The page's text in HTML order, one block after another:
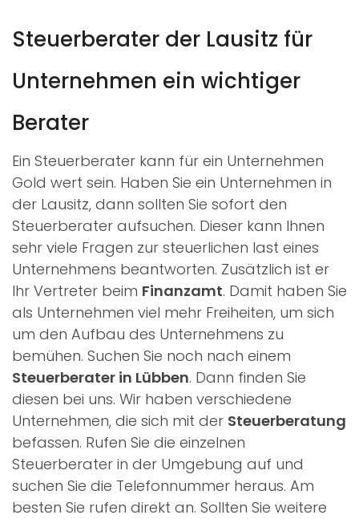
Steuerberater der Lausitz für
Unternehmen ein wichtiger
Berater
Ein Steuerberater kann für ein Unternehmen
Gold wert sein. Haben Sie ein Unternehmen in
der Lausitz, dann sollten Sie sofort den
Steuerberater aufsuchen. Dieser kann Ihnen
sehr viele Fragen zur steuerlichen last eines
Unternehmens beantworten. Zusätzlich ist er
Ihr Vertreter beim Finanzamt. Damit haben Sie
als Unternehmen viel mehr Freiheiten, um sich
um den Aufbau des Unternehmens zu
bemühen. Suchen Sie noch nach einem
Steuerberater in Lübben. Dann finden Sie
diesen bei uns. Wir haben verschiedene
Unternehmen, die sich mit der Steuerberatung
befassen. Rufen Sie die einzelnen
Steuerberater in der Umgebung auf und
suchen Sie die Telefonnummer heraus. Am
besten Sie rufen direkt an. Sollten Sie weitere